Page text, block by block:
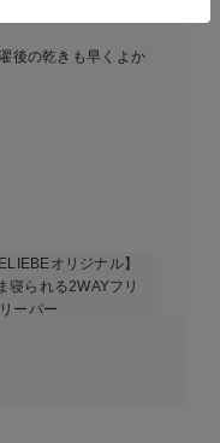
後の乾きも早くよか
オリジナル】
寝られる2WAYフリ
ーパー